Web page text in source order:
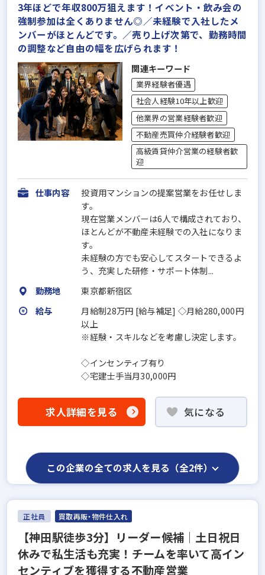
3年ほどで年収800万狙えます！イベント・飲み会の
強制参加は全くありません◎／未経験で入社したメ
ンバーがほとんどです。／売り上げ次第で、勤務時間
の調整など自由の幅を広げられます！
関連キーワード
業界経験者優遇
社会人経験10年以上歓迎
他業界の営業経験者歓迎
不動産売買仲介経験者歓迎
高級賃貸仲介営業の経験者歓
迎
仕事内容
投資用マンションの提案営業をお任せしま
す。
現在営業メンバーは6人で構成されており、
ほとんどが不動産未経験での入社になりま
す。
未経験の方でも安心してスタートできるよ
う、充実した研修・サポート体制...
勤務地
東京都新宿区
給与
月給制28万円 [給与補足] ◇月給280,000円
以上
※経験・スキルなどを考慮し決定します。
◇インセンティブ有り
◇宅建士手当月30,000円
求人詳細を見る 気になる
この企業の全ての求人を見る（全2件）
正社員 買取再販・物件仕入れ
【神田駅徒歩3分】リーダー候補│土日祝日
休みで私生活も充実！チームを率いて高イン
センティブを獲得する不動産営業